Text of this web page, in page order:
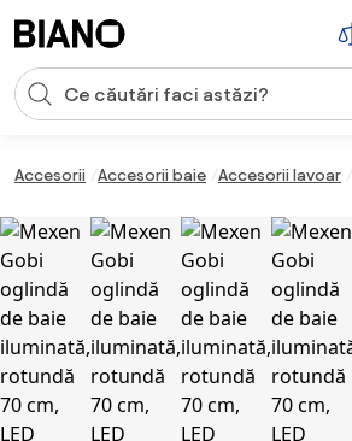
Introducerea căutării
Accesorii Accesorii baie Accesorii lavoar